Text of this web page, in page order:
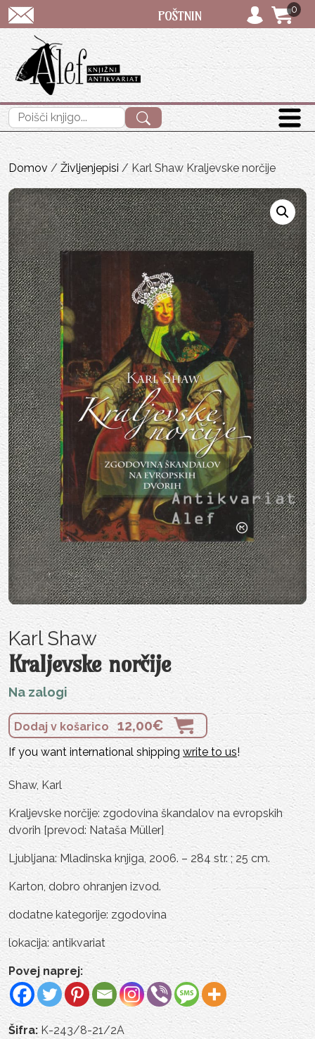
POŠTNINA: priporočeno pošiljanje
0
Išči:
Domov / Življenjepisi / Karl Shaw Kraljevske norčije
Karl Shaw
Kraljevske norčije
Na zalogi
Dodaj v košarico 12,00€
If you want international shipping write to us!
Shaw, Karl
Kraljevske norčije: zgodovina škandalov na evropskih
dvorih [prevod: Nataša Müller]
Ljubljana: Mladinska knjiga, 2006. – 284 str. ; 25 cm.
Karton, dobro ohranjen izvod.
dodatne kategorije: zgodovina
lokacija: antikvariat
Povej naprej:
Šifra:K-243/8-21/2A